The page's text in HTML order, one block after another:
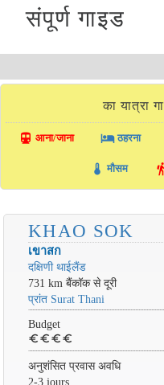
संपूर्ण गाइड
का यात्रा
directions_transit आना/जाना local_hotelठहरना
thermostat मौसम
KHAO SOK
เขาสก
दक्षिणी थाईलैंड
731 km बैंकॉक से दूरी
प्रांत Surat Thani
Budget
euro euro euro euro
अनुशंसित प्रवास अवधि
2-3 jours